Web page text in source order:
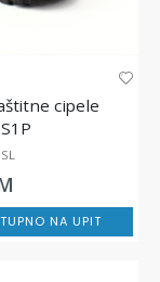
cipele
NA UPIT